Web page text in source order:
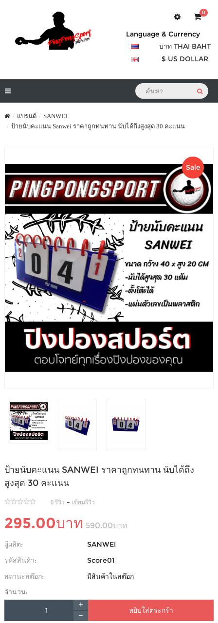
0
Language & Currency
บาท THAI BAHT
$ US DOLLAR
แบรนด์
SANWEI
ป้ายนับคะแนน Sanwei ราคาถูกทนทาน นับได้ถึงสูงสุด 30 คะแนน
Sale
ป้ายนับคะแนน SANWEI ราคาถูกทนทาน นับได้ถึง
สูงสุด 30 คะแนน
0 รีวิว - เขียนรีวิว
295.00บาท 590.00บาท
ผู้ผลิต:
SANWEI
รหัสสินค้า:
Score01
สถานะสต๊อก:
มีสินค้าในสต๊อก
จำนวน:
หยิบใส่ตระกร้า